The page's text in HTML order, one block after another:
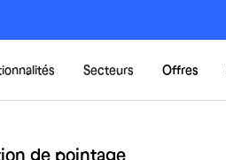
Secteurs Offres
de pointage